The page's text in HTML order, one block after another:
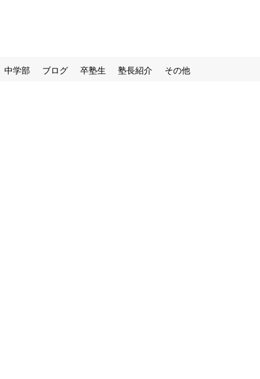
中学部 ブログ 卒塾生 塾長紹介 その他